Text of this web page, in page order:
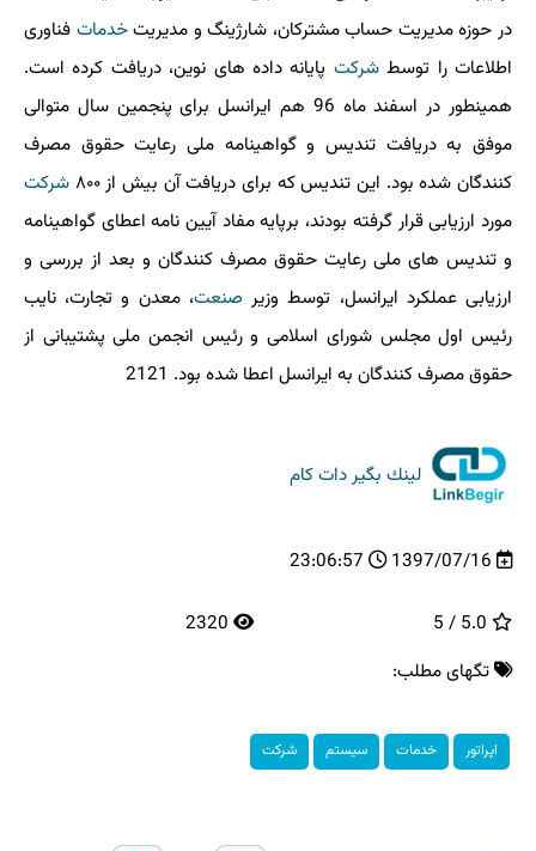
در حوزه مدیریت حساب مشتركان، شارژینگ و مدیریتخدمات فناوری
اطلاعات را توسطشركت پایانه داده های نوین، دریافت كرده است.
همینطور در اسفند ماه 96 هم ایرانسل برای پنجمین سال متوالی
موفق به دریافت تندیس و گواهینامه ملی رعایت حقوق مصرف
كنندگان شده بود. این تندیس كه برای دریافت آن بیش از ۸۰۰
شركت
مورد ارزیابی قرار گرفته بودند، برپایه مفاد آیین نامه اعطای گواهینامه
و تندیس های ملی رعایت حقوق مصرف كنندگان و بعد از بررسی و
ارزیابی عملكرد ایرانسل، توسط وزیر صنعت، معدن و تجارت، نایب
رئیس اول مجلس شورای اسلامی و رئیس انجمن ملی پشتیبانی از
حقوق مصرف كنندگان به ایرانسل اعطا شده بود. 2121
لینك بگیر دات كام
1397/07/16
23:06:57
تگهای مطلب:
اپراتور خدمات سیستم شركت